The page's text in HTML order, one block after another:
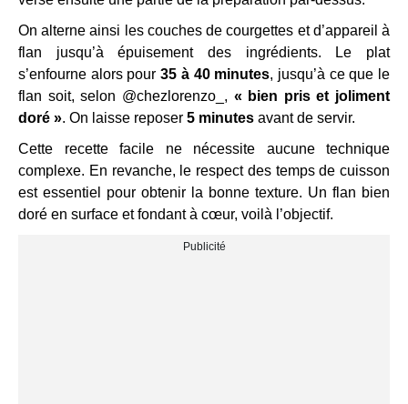
On alterne ainsi les couches de courgettes et d’appareil à
flan jusqu’à épuisement des ingrédients. Le plat
s’enfourne alors pour35 à 40 minutes, jusqu’à ce que le
flan soit, selon @chezlorenzo_, « bien pris et joliment
doré ». On laisse reposer 5 minutes avant de servir.
Cette recette facile ne nécessite aucune technique
complexe. En revanche, le respect des temps de cuisson
est essentiel pour obtenir la bonne texture. Un flan bien
doré en surface et fondant à cœur, voilà l’objectif.